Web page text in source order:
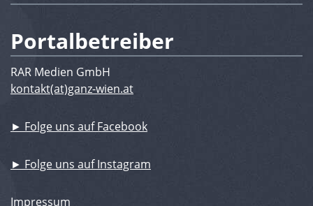
Portalbetreiber
RAR Medien GmbH
kontakt(at)ganz-wien.at
► Folge uns auf Facebook
► Folge uns auf Instagram
Impressum